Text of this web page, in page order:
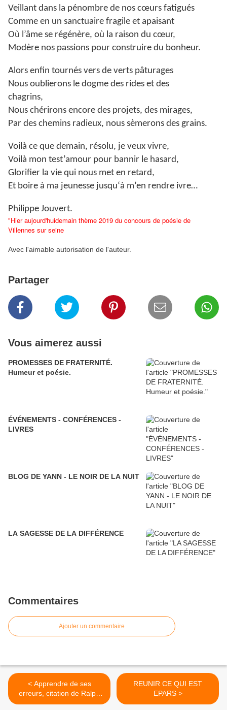
Veillant dans la pénombre de nos cœurs fatigués
Comme en un sanctuaire fragile et apaisant
Où l’âme se régénère, où la raison du cœur,
Modère nos passions pour construire du bonheur.
Alors enfin tournés vers de verts pâturages
Nous oublierons le dogme des rides et des
chagrins,
Nous chérirons encore des projets, des mirages,
Par des chemins radieux, nous sèmerons des grains.
Voilà ce que demain, résolu, je veux vivre,
Voilà mon test’amour pour bannir le hasard,
Glorifier la vie qui nous met en retard,
Et boire à ma jeunesse jusqu‘à m’en rendre ivre…
Philippe Jouvert.
"Hier aujourd'huidemain thème 2019 du concours de poésie de
Villennes sur seine
Avec l'aimable autorisation de l'auteur.
Partager
Vous aimerez aussi
PROMESSES DE FRATERNITÉ.
Humeur et poésie.
ÉVÉNEMENTS - CONFÉRENCES -
LIVRES
BLOG DE YANN - LE NOIR DE LA NUIT
LA SAGESSE DE LA DIFFÉRENCE
Commentaires
Ajouter un commentaire
< Apprendre de ses
erreurs, citation de Ralph
Waldo Emerson
REUNIR CE QUI EST
EPARS >